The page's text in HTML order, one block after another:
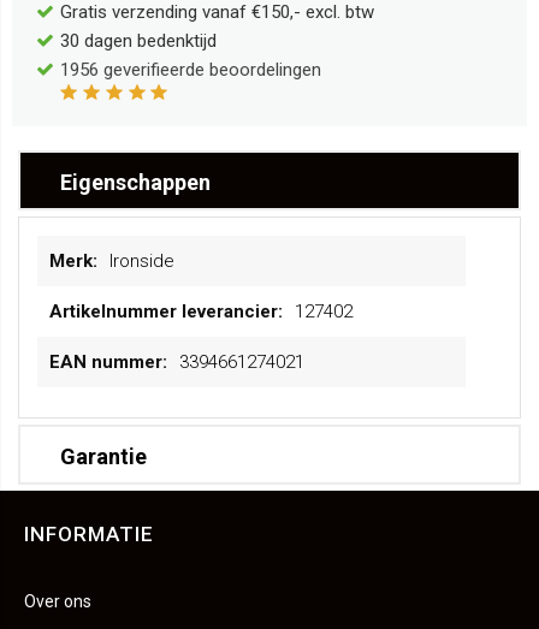
Gratis verzending vanaf €150,- excl. btw
30 dagen bedenktijd
1956 geverifieerde beoordelingen
Eigenschappen
Ironside
127402
3394661274021
Garantie
INFORMATIE
Over ons